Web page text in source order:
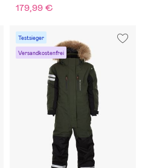
179,99 €
Testsieger
Versandkostenfrei